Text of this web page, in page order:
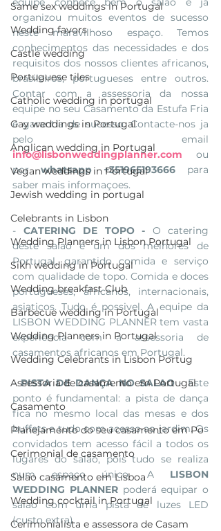
Same sex weddings in Portugal
Wedding favors
Castle wedding
Portuguese tiles
Catholic wedding in portugal
Gay weddings in Portugal
Anglican wedding in Portugal
Vegan weddings in Portugal
Jewish wedding in portugal
Celebrants in Lisbon
Wedding Planners in Lisbon Portugal
Sikh wedding in Portugal
Wedding breakfast Club
Barbecue wedding in Portugal
Wedding Planners in Portugal
Wedding Celebrants in Lisbon Portug
Assessoria de casamento em Portugal
Casamento
Planejamento do seu casamento em Po
Cerimonial de casamento
Salao casamento em Lisboa
Wedding cocktail in Portugal
Cerimonialista e assessora de Casam
organizou muitos eventos de sucesso
neste maravilhoso espaço. Temos
conhecimentos das necessidades e dos
requisitos dos nossos clientes africanos,
brasileiros, portugueses entre outros.
Contar com a assessoria da nossa
equipe no seu Casamento da Estufa Fria
é garantia de sucesso. Contacte-nos ja
info@lisbonweddingplanner.com ou
por whatsapp +351965193666 para
saber mais informaçoes.
- CATERING DE TOPO - O catering
deste salao é um dos melhores de
Portugal, garantido comida e serviço
com qualidade de topo. Comida e doces
portugueses, africanos, internacionais,
asiaticos. Tudo é possivel. A equipe da
LISBON WEDDING PLANNER tem vasta
experiência com a assessoria de
casamentos africanos em Portugal.
- PISTA DE DANÇA NO SALAO - Este
ponto é fundamental: a pista de dança
fica no mesmo local das mesas e dos
buffets e tudo com acesso ao jardim. Os
convidados tem acesso fácil a todos os
lugares do salão, pois tudo se realiza
num espaço único. A LISBON
WEDDING PLANNER poderá equipar o
salao com uma pista de luzes LED
(custo extra).